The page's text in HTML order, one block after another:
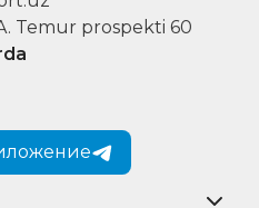
Temur prospekti 60